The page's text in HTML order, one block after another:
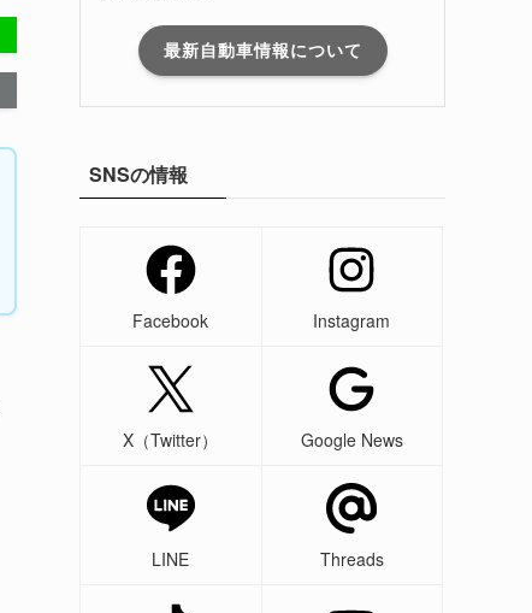
最新自動車情報について
SNSの情報
Facebook Instagram
X（Twitter） Google News
LINE Threads